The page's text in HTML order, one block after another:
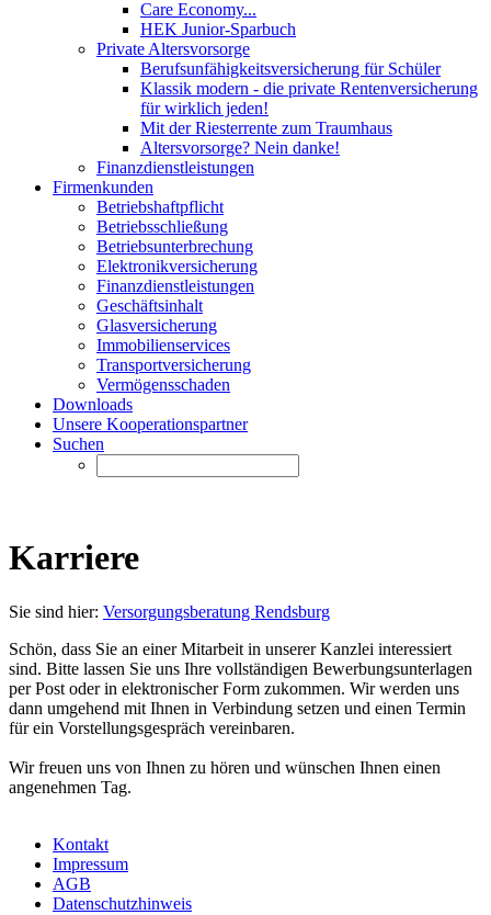
Care Economy...
HEK Junior-Sparbuch
Private Altersvorsorge
Berufsunfähigkeitsversicherung für Schüler
Klassik modern - die private Rentenversicherung
für wirklich jeden!
Mit der Riesterrente zum Traumhaus
Altersvorsorge? Nein danke!
Finanzdienstleistungen
Firmenkunden
Betriebshaftpflicht
Betriebsschließung
Betriebsunterbrechung
Elektronikversicherung
Finanzdienstleistungen
Geschäftsinhalt
Glasversicherung
Immobilienservices
Transportversicherung
Vermögensschaden
Downloads
Unsere Kooperationspartner
Suchen
Karriere
Sie sind hier: Versorgungsberatung Rendsburg
Schön, dass Sie an einer Mitarbeit in unserer Kanzlei interessiert
sind. Bitte lassen Sie uns Ihre vollständigen Bewerbungsunterlagen
per Post oder in elektronischer Form zukommen. Wir werden uns
dann umgehend mit Ihnen in Verbindung setzen und einen Termin
für ein Vorstellungsgespräch vereinbaren.
Wir freuen uns von Ihnen zu hören und wünschen Ihnen einen
angenehmen Tag.
Kontakt
Impressum
AGB
Datenschutzhinweis